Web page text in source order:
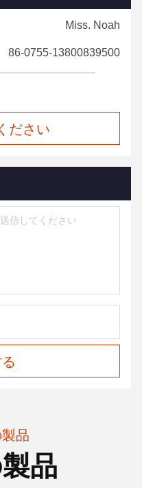
Miss. Noah
86-0755-13800839500
ださい
品
品